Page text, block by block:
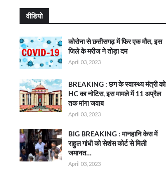
वीडियो
कोरोना से छत्तीसगढ़ में फिर एक मौत, इस
जिले के मरीज ने तोड़ा दम
April 03, 2023
BREAKING : छग के स्वास्थ्य मंत्री को
HC का नोटिस, इस मामले में 11 अप्रैल
तक मांगा जवाब
April 03, 2023
BIG BREAKING : मानहानि केस में
राहुल गांधी को सेशंस कोर्ट से मिली
जमानत…
April 03, 2023